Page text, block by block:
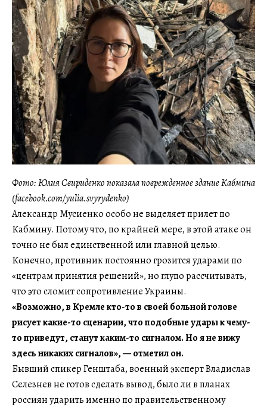
Фото: Юлия Свириденко показала поврежденное здание Кабмина
(facebook.com/yulia.svyrydenko)
Александр Мусиенко особо не выделяет прилет по
Кабмину. Потому что, по крайней мере, в этой атаке он
точно не был единственной или главной целью.
Конечно, противник постоянно грозится ударами по
«центрам принятия решений», но глупо рассчитывать,
что это сломит сопротивление Украины.
«Возможно, в Кремле кто-то в своей больной голове
рисует какие-то сценарии, что подобные удары к чему-
то приведут, станут каким-то сигналом. Но я не вижу
здесь никаких сигналов», — отметил он.
Бывший спикер Генштаба, военный эксперт Владислав
Селезнев не готов сделать вывод, было ли в планах
россиян ударить именно по правительственному